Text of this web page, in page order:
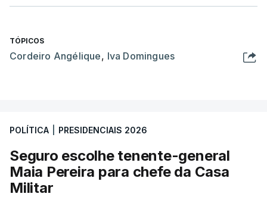
TÓPICOS
Cordeiro Angélique, Iva Domingues
POLÍTICA PRESIDENCIAIS 2026
Seguro escolhe tenente-general
Maia Pereira para chefe da Casa
Militar